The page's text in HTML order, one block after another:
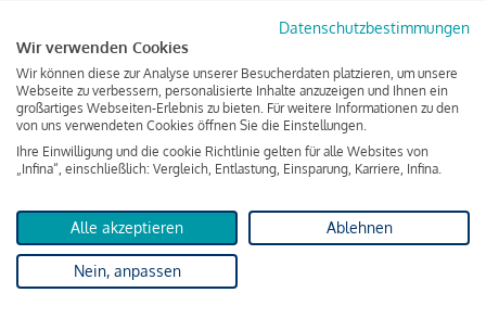
Brixner Straße 2/4
6020 Innsbruck
T+43 512 584380
office@infina.at
Impressum
Datenschutz & Cookies
Datenschutzbestimmungen
Wir verwenden Cookies
Wir können diese zur Analyse unserer Besucherdaten platzieren, um unsere
Webseite zu verbessern, personalisierte Inhalte anzuzeigen und Ihnen ein
großartiges Webseiten-Erlebnis zu bieten. Für weitere Informationen zu den
von uns verwendeten Cookies öffnen Sie die Einstellungen.
Ihre Einwilligung und die cookie Richtlinie gelten für alle Websites von
„Infina“, einschließlich: Vergleich, Entlastung, Einsparung, Karriere, Infina.
Alle akzeptieren Ablehnen
Nein, anpassen